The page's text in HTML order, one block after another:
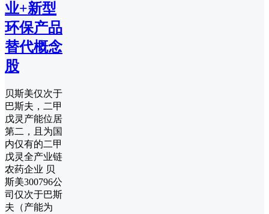
业+新型
环保产品
替代概念
股
贝斯美仅次于
巴斯夫，二甲
戊灵产能位居
第二，且为国
内仅有的二甲
戊灵全产业链
农药企业 贝
斯美300796公
司仅次于巴斯
夫（产能为